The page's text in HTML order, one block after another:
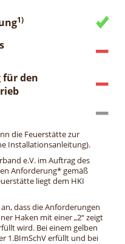
1)
für den
die Feuerstätte zur
Installationsanleitung).
e.V. im Auftrag des
Anforderung* gemäß
liegt dem HKI
dass die Anforderungen
Haken mit einer „2“ zeigt
wird. Bei einem gelben
1.BImSchV erfüllt und bei